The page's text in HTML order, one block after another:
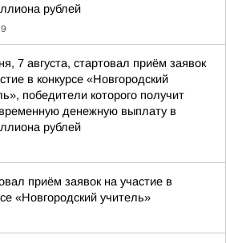
рублей
7 августа, стартовал приём заявок
в конкурсе «Новгородский
победители которого получит
денежную выплату в
рублей
приём заявок на участие в
«Новгородский учитель»